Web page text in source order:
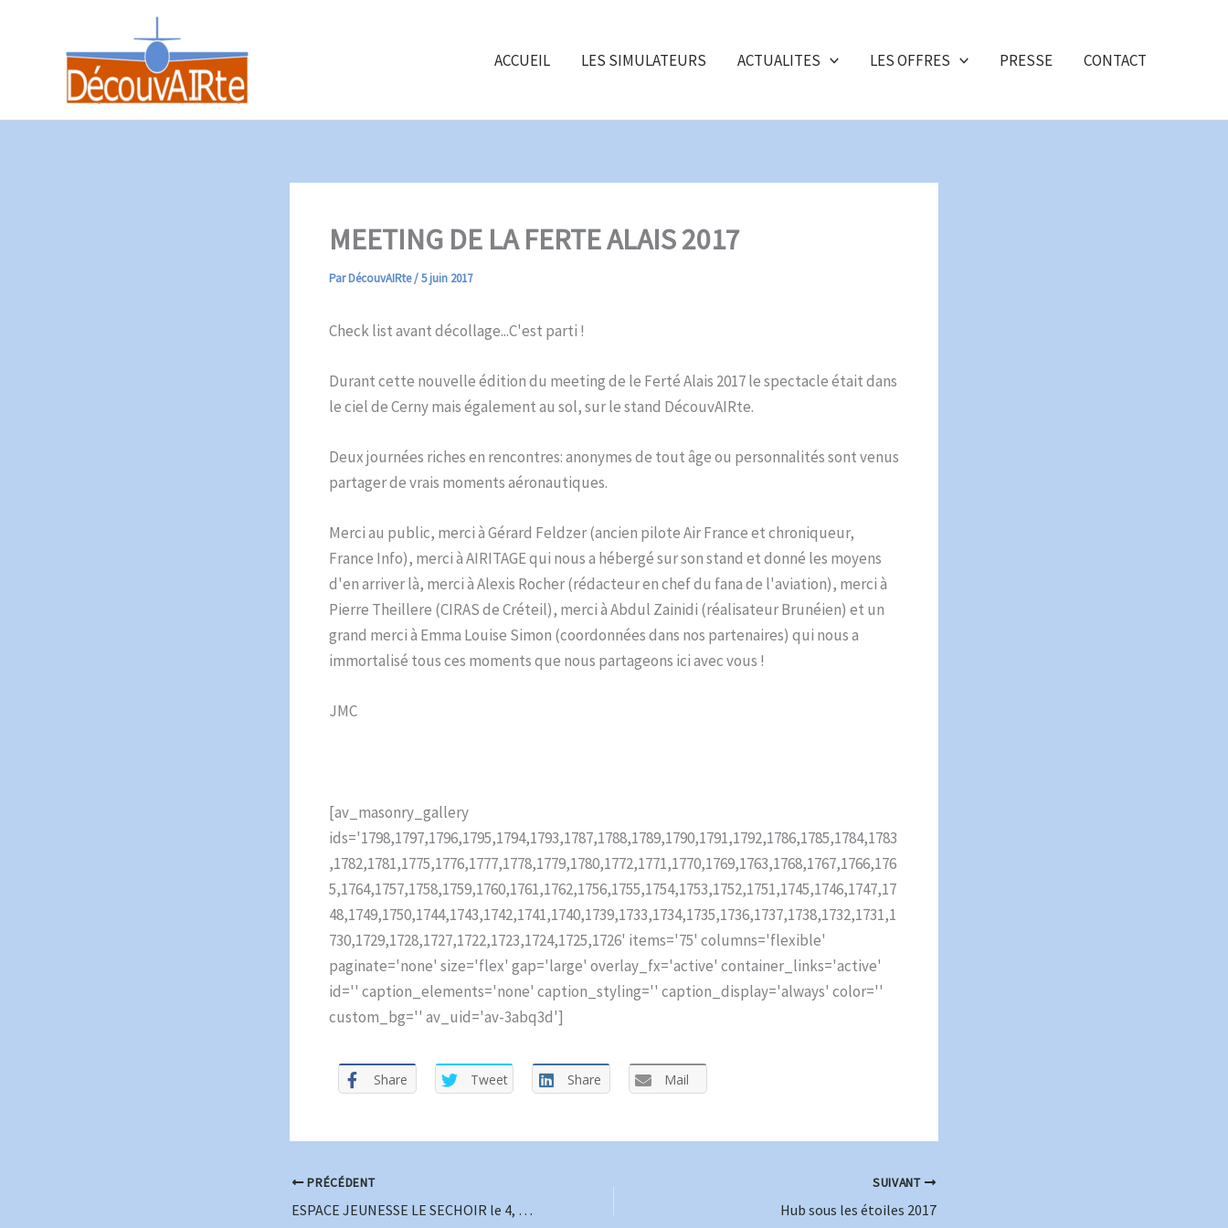
ACCUEIL LES SIMULATEURS ACTUALITES LES OFFRES PRESSE CONTACT
MEETING DE LA FERTE ALAIS 2017
ParDécouvAIRte/5 juin 2017
Check list avant décollage...C'est parti !
Durant cette nouvelle édition du meeting de le Ferté Alais 2017 le spectacle était dans
le ciel de Cerny mais également au sol, sur le stand DécouvAIRte.
Deux journées riches en rencontres: anonymes de tout âge ou personnalités sont venus
partager de vrais moments aéronautiques.
Merci au public, merci à Gérard Feldzer (ancien pilote Air France et chroniqueur,
France Info), merci à AIRITAGE qui nous a hébergé sur son stand et donné les moyens
d'en arriver là, merci à Alexis Rocher (rédacteur en chef du fana de l'aviation), merci à
Pierre Theillere (CIRAS de Créteil), merci à Abdul Zainidi (réalisateur Brunéien) et un
grand merci à Emma Louise Simon (coordonnées dans nos partenaires) qui nous a
immortalisé tous ces moments que nous partageons ici avec vous !
JMC
[av_masonry_gallery
ids='1798,1797,1796,1795,1794,1793,1787,1788,1789,1790,1791,1792,1786,1785,1784,1783
,1782,1781,1775,1776,1777,1778,1779,1780,1772,1771,1770,1769,1763,1768,1767,1766,176
5,1764,1757,1758,1759,1760,1761,1762,1756,1755,1754,1753,1752,1751,1745,1746,1747,17
48,1749,1750,1744,1743,1742,1741,1740,1739,1733,1734,1735,1736,1737,1738,1732,1731,1
730,1729,1728,1727,1722,1723,1724,1725,1726' items='75' columns='flexible'
paginate='none' size='flex' gap='large' overlay_fx='active' container_links='active'
id='' caption_elements='none' caption_styling='' caption_display='always' color=''
custom_bg='' av_uid='av-3abq3d']
Share Tweet Share Mail
PRÉCÉDENT
ESPACE JEUNESSE LE SECHOIR le 4, 5 et 6 Avril 2017
SUIVANT
Hub sous les étoiles 2017